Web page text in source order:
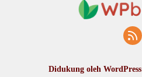
Didukung oleh WordPress